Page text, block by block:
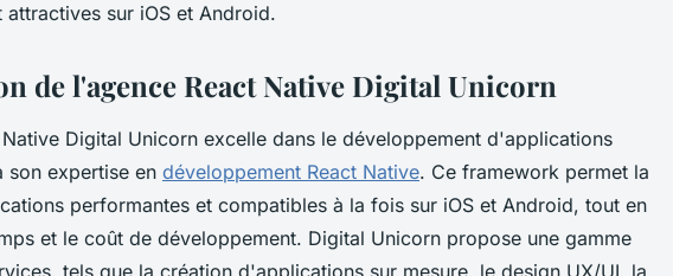
attractives sur iOS et Android.
de l'agence React Native Digital Unicorn
Digital Unicorn excelle dans le développement d'applications
son expertise en développement React Native. Ce framework permet la
performantes et compatibles à la fois sur iOS et Android, tout en
et le coût de développement. Digital Unicorn propose une gamme